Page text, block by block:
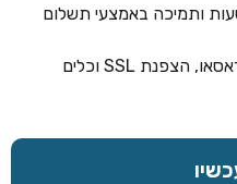
מהירות תוך 24-48 שעות ותמיכה באמצעי תשלום
שירות לקוחות 24/7, רישיון קוראסאו, הצפנת SSL וכלים